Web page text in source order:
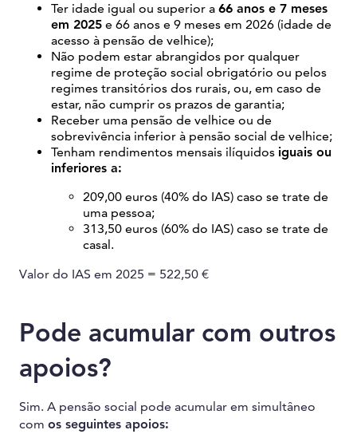
Ter idade igual ou superior a 66 anos e 7 meses
em 2025 e 66 anos e 9 meses em 2026 (idade de
acesso à pensão de velhice);
Não podem estar abrangidos por qualquer
regime de proteção social obrigatório ou pelos
regimes transitórios dos rurais, ou, em caso de
estar, não cumprir os prazos de garantia;
Receber uma pensão de velhice ou de
sobrevivência inferior à pensão social de velhice;
Tenham rendimentos mensais ilíquidos iguais ou
inferiores a:
209,00 euros (40% do IAS) caso se trate de
uma pessoa;
313,50 euros (60% do IAS) caso se trate de
casal.
Valor do IAS em 2025 = 522,50 €
Pode acumular com outros
apoios?
Sim. A pensão social pode acumular em simultâneo
com os seguintes apoios: